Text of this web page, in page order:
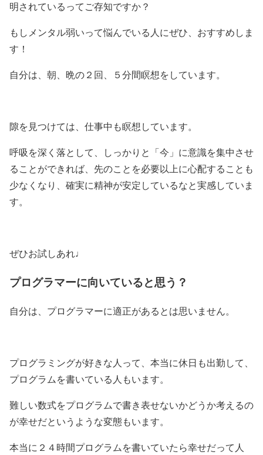
明されているってご存知ですか？
もしメンタル弱いって悩んでいる人にぜひ、おすすめしま
す！
自分は、朝、晩の２回、５分間瞑想をしています。
隙を見つけては、仕事中も瞑想しています。
呼吸を深く落として、しっかりと「今」に意識を集中させ
ることができれば、先のことを必要以上に心配することも
少なくなり、確実に精神が安定しているなと実感していま
す。
ぜひお試しあれ♩
プログラマーに向いていると思う？
自分は、プログラマーに適正があるとは思いません。
プログラミングが好きな人って、本当に休日も出勤して、
プログラムを書いている人もいます。
難しい数式をプログラムで書き表せないかどうか考えるの
が幸せだというような変態もいます。
本当に２４時間プログラムを書いていたら幸せだって人